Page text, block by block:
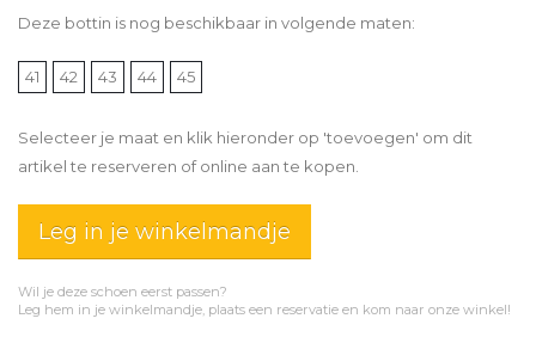
Deze bottin is nog beschikbaar in volgende maten:
41 42 43 44 45
Selecteer je maat en klik hieronder op 'toevoegen' om dit
artikel te reserveren of online aan te kopen.
Leg in je winkelmandje
Wil je deze schoen eerst passen?
Leg hem in je winkelmandje, plaats een reservatie en kom naar onze winkel!